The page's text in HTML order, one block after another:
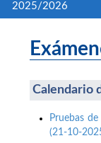
2025/2026
Calendario
Pruebas
(21-10-